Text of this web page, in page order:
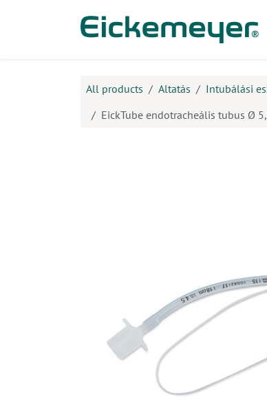
All products Altatás
Intubálási
EickTube endotracheális tubus Ø